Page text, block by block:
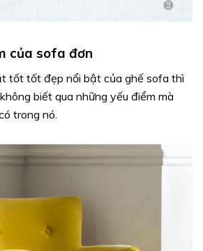
của sofa đơn
tốt tốt đẹp nổi bật của ghế sofa thì
biết qua những yếu điểm mà
trong nó.